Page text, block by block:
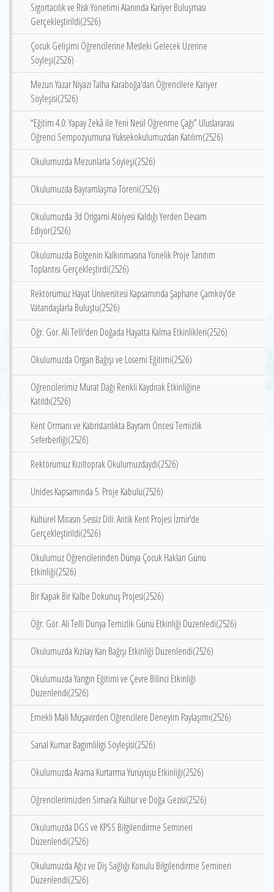
Sigortacılık ve Risk Yönetimi Alanında Kariyer Buluşması
Gerçekleştirildi(2526)
Çocuk Gelişimi Öğrencilerine Mesleki Gelecek Üzerine
Söyleşi(2526)
Mezun Yazar Niyazi Talha Karaboğa’dan Öğrencilere Kariyer
Söyleşisi(2526)
“Eğitim 4.0: Yapay Zekâ ile Yeni Nesil Öğrenme Çağı” Uluslararası
Öğrenci Sempozyumuna Yüksekokulumuzdan Katılım(2526)
Okulumuzda Mezunlarla Söyleşi(2526)
Okulumuzda Bayramlaşma Töreni(2526)
Okulumuzda 3d Origami Atölyesi Kaldığı Yerden Devam
Ediyor(2526)
Okulumuzda Bölgenin Kalkınmasına Yönelik Proje Tanıtım
Toplantısı Gerçekleştirdi(2526)
Rektörümüz Hayat Üniversitesi Kapsamında Şaphane Çamköy’de
Vatandaşlarla Buluştu(2526)
Öğr. Gör. Ali Telli‘den Doğada Hayatta Kalma Etkinlikleri(2526)
Okulumuzda Organ Bağışı ve Lösemi Eğitimi(2526)
Öğrencilerimiz Murat Dağı Renkli Kaydırak Etkinliğine
Katıldı(2526)
Kent Ormanı ve Kabristanlıkta Bayram Öncesi Temizlik
Seferberliği(2526)
Rektörümüz Kızıltoprak Okulumuzdaydı(2526)
Ünides Kapsamında 5. Proje Kabulü(2526)
Kültürel Mirasın Sessiz Dili: Antik Kent Projesi İzmir’de
Gerçekleştirildi(2526)
Okulumuz Öğrencilerinden Dünya Çocuk Hakları Günü
Etkinliği(2526)
Bir Kapak Bir Kalbe Dokunuş Projesi(2526)
Öğr. Gör. Ali Telli Dünya Temizlik Günü Etkinliği Düzenledi(2526)
Okulumuzda Kızılay Kan Bağışı Etkinliği Düzenlendi(2526)
Okulumuzda Yangın Eğitimi ve Çevre Bilinci Etkinliği
Düzenlendi(2526)
Emekli Mali Müşavirden Öğrencilere Deneyim Paylaşımı(2526)
Sanal Kumar Bagimliligi Söyleşisi(2526)
Okulumuzda Arama Kurtarma Yürüyüşü Etkinliği(2526)
Öğrencilerimizden Simav’a Kültür ve Doğa Gezisi(2526)
Okulumuzda DGS ve KPSS Bilgilendirme Semineri
Düzenlendi(2526)
Okulumuzda Ağız ve Diş Sağlığı Konulu Bilgilendirme Semineri
Düzenlendi(2526)